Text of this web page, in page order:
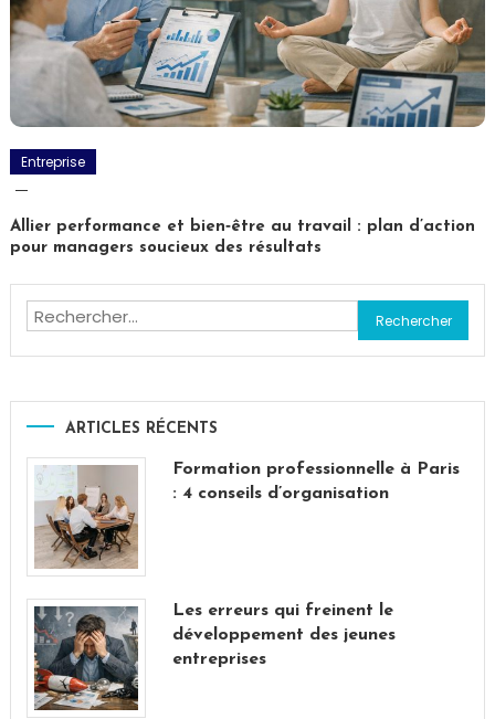
Entreprise
Allier performance et bien‑être au travail : plan d’action
pour managers soucieux des résultats
Rechercher :
ARTICLES RÉCENTS
Formation professionnelle à Paris
: 4 conseils d’organisation
Les erreurs qui freinent le
développement des jeunes
entreprises